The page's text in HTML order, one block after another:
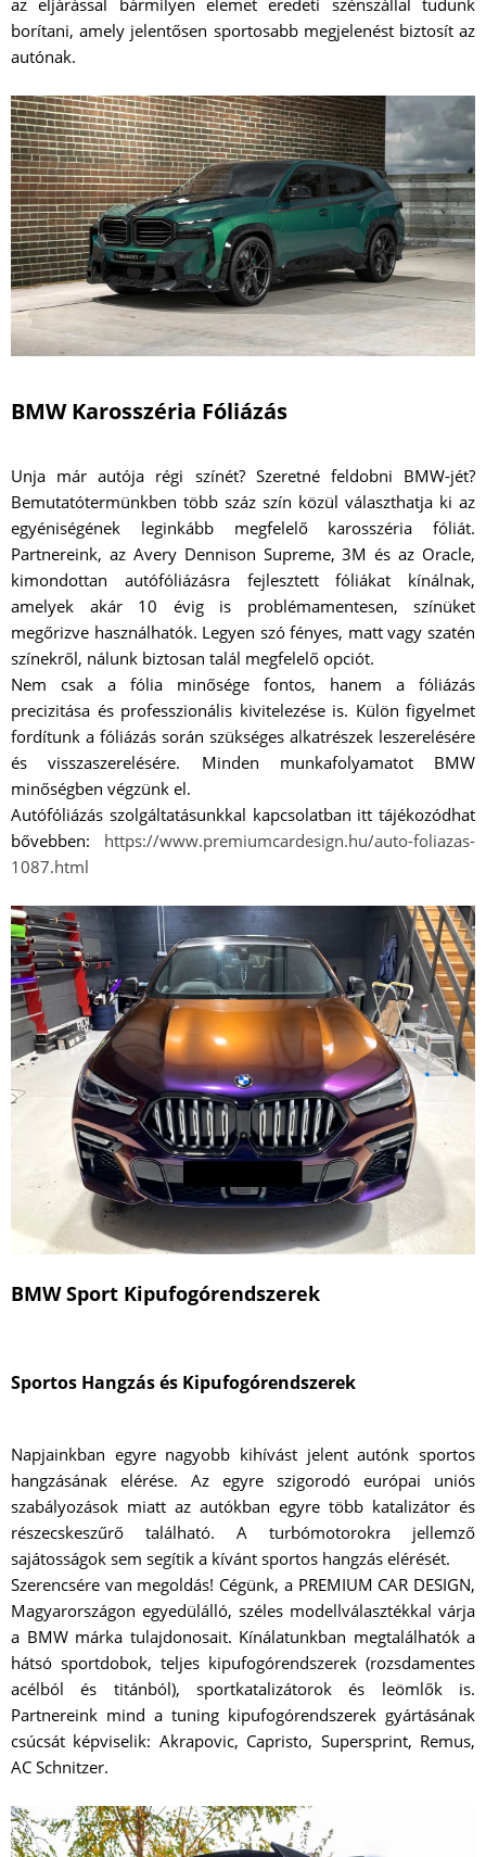
borítani, amely jelentősen sportosabb megjelenést biztosít az
autónak.
BMW Karosszéria Fóliázás
Unja már autója régi színét? Szeretné feldobni BMW-jét?
Bemutatótermünkben több száz szín közül választhatja ki az
egyéniségének leginkább megfelelő karosszéria fóliát.
Partnereink, az Avery Dennison Supreme, 3M és az Oracle,
kimondottan autófóliázásra fejlesztett fóliákat kínálnak,
amelyek akár 10 évig is problémamentesen, színüket
megőrizve használhatók. Legyen szó fényes, matt vagy szatén
színekről, nálunk biztosan talál megfelelő opciót.
Nem csak a fólia minősége fontos, hanem a fóliázás
precizitása és professzionális kivitelezése is. Külön figyelmet
fordítunk a fóliázás során szükséges alkatrészek leszerelésére
és visszaszerelésére. Minden munkafolyamatot BMW
minőségben végzünk el.
Autófóliázás szolgáltatásunkkal kapcsolatban itt tájékozódhat
bővebben: https://www.premiumcardesign.hu/auto-foliazas-
1087.html
BMW Sport Kipufogórendszerek
Sportos Hangzás és Kipufogórendszerek
Napjainkban egyre nagyobb kihívást jelent autónk sportos
hangzásának elérése. Az egyre szigorodó európai uniós
szabályozások miatt az autókban egyre több katalizátor és
részecskeszűrő található. A turbómotorokra jellemző
sajátosságok sem segítik a kívánt sportos hangzás elérését.
Szerencsére van megoldás! Cégünk, a PREMIUM CAR DESIGN,
Magyarországon egyedülálló, széles modellválasztékkal várja
a BMW márka tulajdonosait. Kínálatunkban megtalálhatók a
hátsó sportdobok, teljes kipufogórendszerek (rozsdamentes
acélból és titánból), sportkatalizátorok és leömlők is.
Partnereink mind a tuning kipufogórendszerek gyártásának
csúcsát képviselik: Akrapovic, Capristo, Supersprint, Remus,
AC Schnitzer.